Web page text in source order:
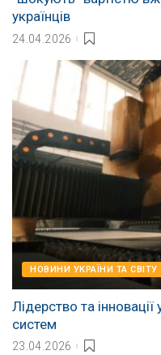
українців
24.04.2026
НОВИНИ УКРАЇНИ ТА СВІТУ
Лідерство та
систем
23.04.2026